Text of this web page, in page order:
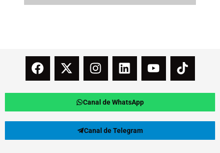
Canal de WhatsApp
Canal de Telegram